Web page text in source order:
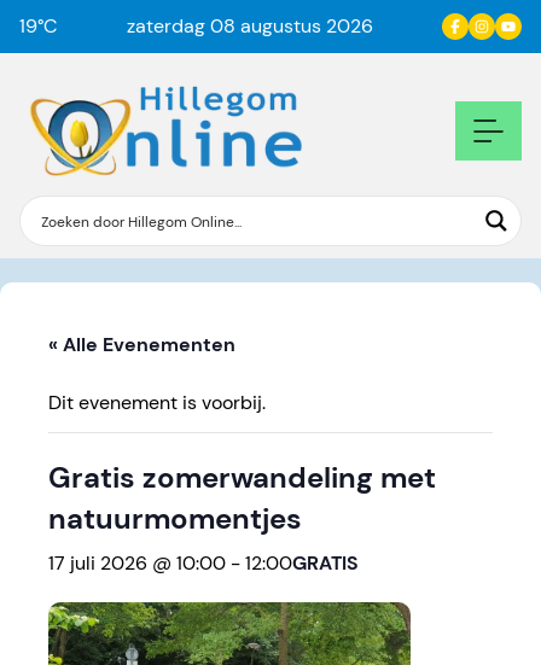
19°C zaterdag 08 augustus 2026
« Alle Evenementen
Dit evenement is voorbij.
Gratis zomerwandeling met
natuurmomentjes
17 juli 2026 @ 10:00 -12:00GRATIS